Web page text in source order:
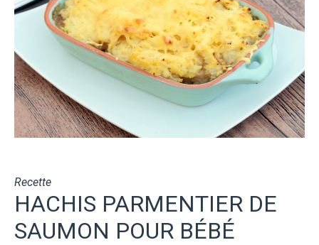
Recette
HACHIS PARMENTIER DE
SAUMON POUR BÉBÉ